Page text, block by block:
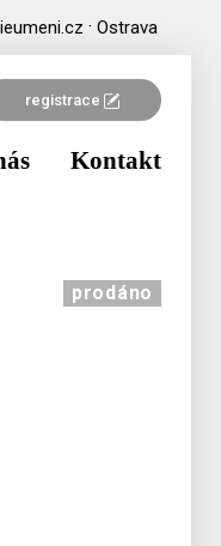
· Ostrava
registrace
Kontakt
prodáno